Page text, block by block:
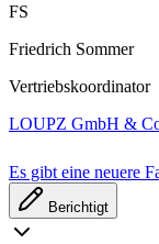
FS
Friedrich Sommer
Vertriebskoordinator
LOUPZ GmbH &
Es gibt eine neuere
Berichtigt